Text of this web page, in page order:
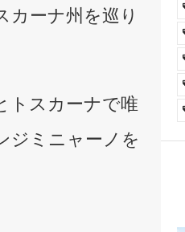
カーナ州を巡り
トスカーナで唯
ジミニャーノを